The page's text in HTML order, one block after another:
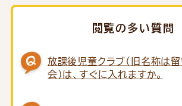
閲覧の多い質問
放課後児童クラブ（旧名称は
会）は、すぐに入れますか。